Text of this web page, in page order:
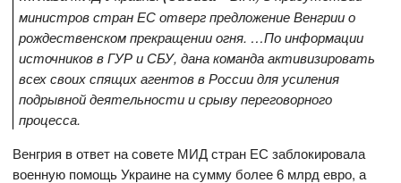
министров стран ЕС отверг предложение Венгрии о
рождественском прекращении огня. …По информации
источников в ГУР и СБУ, дана команда активизировать
всех своих спящих агентов в России для усиления
подрывной деятельности и срыву переговорного
процесса.
Венгрия в ответ на совете МИД стран ЕС заблокировала
военную помощь Украине на сумму более 6 млрд евро, а